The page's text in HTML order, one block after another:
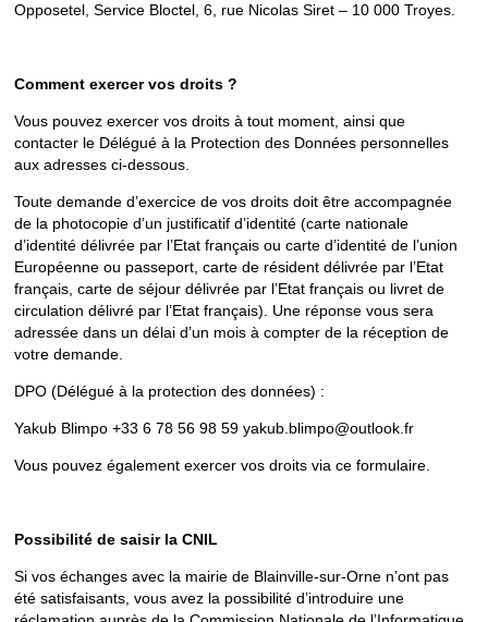
Opposetel, Service Bloctel, 6, rue Nicolas Siret – 10 000 Troyes.
Comment exercer vos droits ?
Vous pouvez exercer vos droits à tout moment, ainsi que
contacter le Délégué à la Protection des Données personnelles
aux adresses ci-dessous.
Toute demande d’exercice de vos droits doit être accompagnée
de la photocopie d’un justificatif d’identité (carte nationale
d’identité délivrée par l’Etat français ou carte d’identité de l’union
Européenne ou passeport, carte de résident délivrée par l’Etat
français, carte de séjour délivrée par l’Etat français ou livret de
circulation délivré par l’Etat français). Une réponse vous sera
adressée dans un délai d’un mois à compter de la réception de
votre demande.
DPO (Délégué à la protection des données) :
Yakub Blimpo +33 6 78 56 98 59 yakub.blimpo@outlook.fr
Vous pouvez également exercer vos droits via ce formulaire.
Possibilité de saisir la CNIL
Si vos échanges avec la mairie de Blainville-sur-Orne n’ont pas
été satisfaisants, vous avez la possibilité d’introduire une